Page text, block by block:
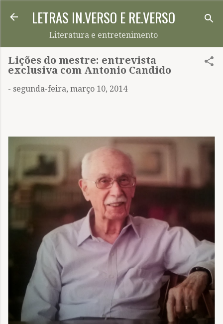
Pular para o conteúdo principal
LETRAS IN.VERSO E RE.VERSO
Literatura e entretenimento
Lições do mestre: entrevista
exclusiva com Antonio Candido
- segunda-feira, março 10, 2014